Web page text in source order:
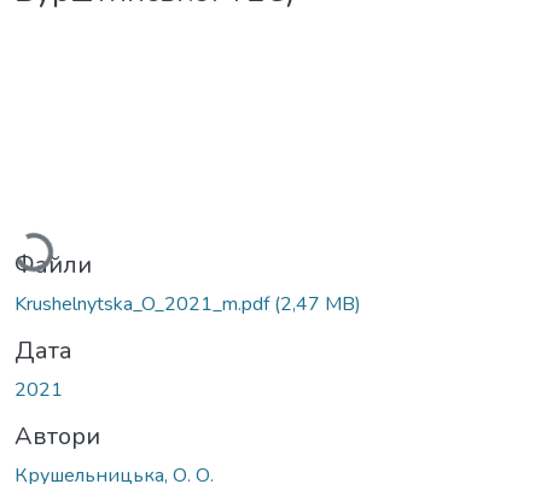
Файли
Krushelnytska_O_2021_m.pdf(2,47 MB)
Дата
2021
Автори
Крушельницька, О. О.